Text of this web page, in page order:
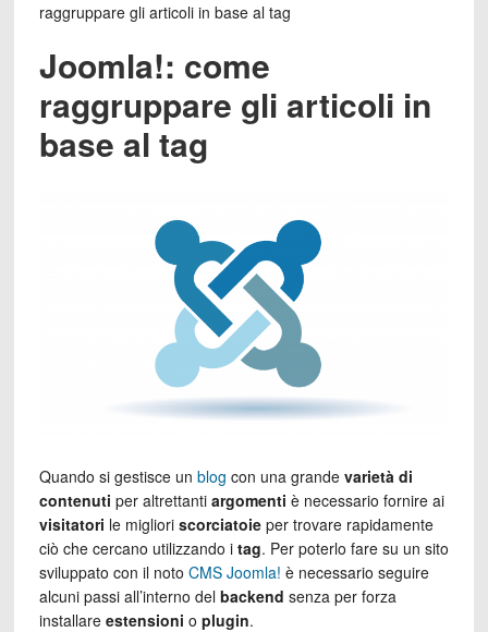
raggruppare gli articoli in base al tag
Joomla!: come
raggruppare gli articoli in
base al tag
Quando si gestisce un blog con una grande varietà di
contenuti per altrettanti argomenti è necessario fornire ai
visitatori le migliori scorciatoieper trovare rapidamente
ciò che cercano utilizzando i tag. Per poterlo fare su un sito
sviluppato con il noto CMS Joomla! è necessario seguire
alcuni passi all’interno del backend senza per forza
installare estensioni o plugin.